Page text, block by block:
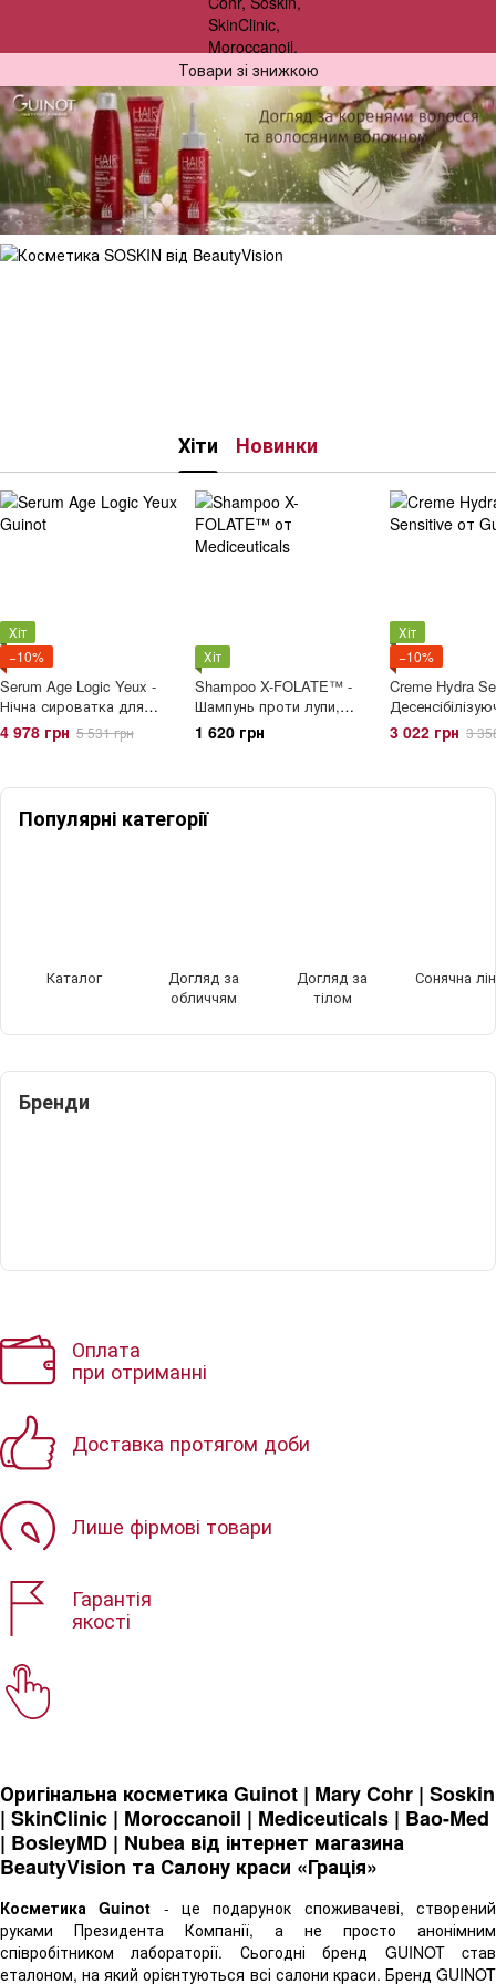
Товари зі знижкою
Хіти Новинки
Хіт
−10%
Serum Age Logic Yeux -
Нічна сироватка для
зони навколо очей
4 978 грн 5 531 грн
Хіт
Shampoo X-FOLATE™ -
Шампунь проти лупи,
себорейного дерматиту
та різних проблем шкіри
1 620 грн
Хіт
−10%
Creme Hydra
захистний крем
3 022 грн 3
Популярні категорії
Каталог
Догляд за
обличчям
Догляд за
тілом
Сонячна
Бренди
Оплата
при отриманні
Доставка протягом доби
Лише фірмові товари
Гарантія
якості
Оригінальна косметика Guinot | Mary Cohr | Soskin
| SkinClinic | Moroccanoil | Mediceuticals | Bao-Med
| BosleyMD | Nubea від інтернет магазина
BeautyVision та Салону краси «Грація»
Косметика Guinot - це подарунок споживачеві, створений
руками Президента Компанії, а не просто анонімним
співробітником лабораторії. Сьогодні бренд GUINOT cтав
еталоном, на який орієнтуються всі салони краси. Бренд GUINOT